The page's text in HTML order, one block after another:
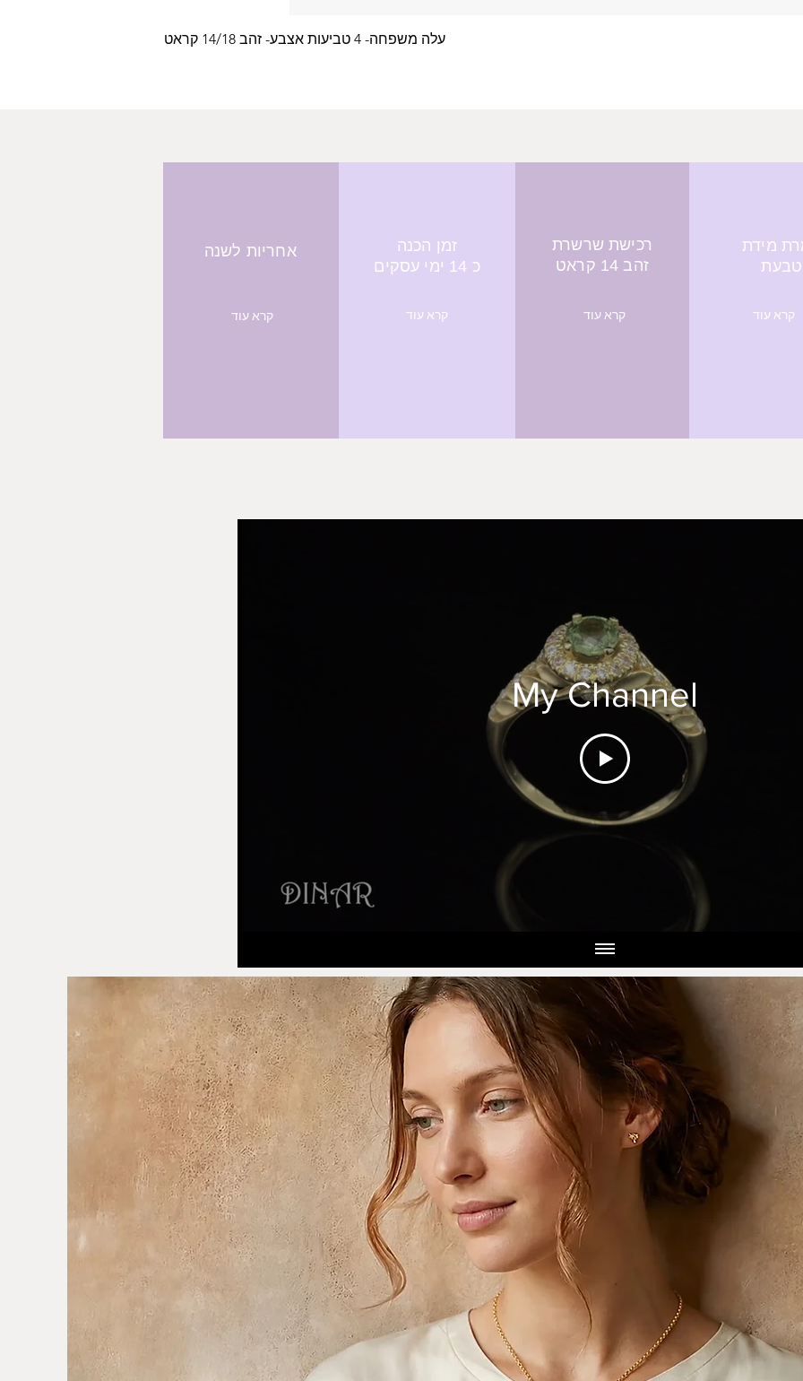
עלה משפחה- 4 טביעות אצבע- זהב 14/18 קראט
אחריות לשנה
קרא עוד
זמן הכנה
כ 14 ימי עסקים
קרא עוד
רכישת שרשרת
זהב 14 קראט
קרא עוד
מידת
טבעת
קרא עוד
My Channel